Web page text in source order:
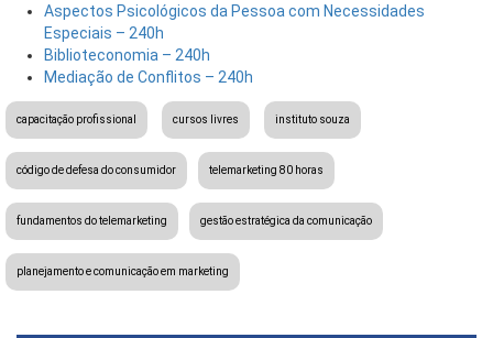
Aspectos Psicológicos da Pessoa com Necessidades
Especiais – 240h
Biblioteconomia – 240h
Mediação de Conflitos – 240h
capacitação profissional cursos livres instituto souza
código de defesa do consumidor telemarketing 80 horas
fundamentos do telemarketing gestão estratégica da comunicação
planejamento e comunicação em marketing